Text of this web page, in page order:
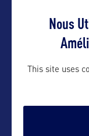
Nous
This site uses